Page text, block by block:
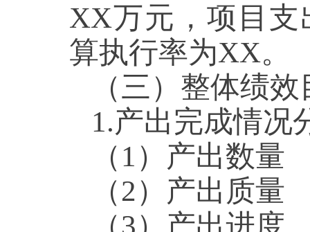
XX万元，项目
算执行率为XX。
（三）整体绩
1.产出完成情况
（1）产出数量
（2）产出质量
（3）产出进度